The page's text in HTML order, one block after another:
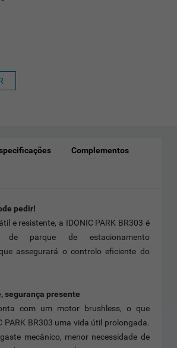
Complementos
pedir!
e resistente, a IDONIC PARK BR303 é
de parque de estacionamento
assegurará o controlo eficiente do
segurança presente
com um motor brushless, o que
PARK BR303 uma vida útil prolongada.
mecânico, menor necessidade de